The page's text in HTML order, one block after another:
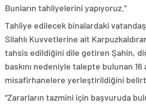
Bunların tahliyelerini yapıyoruz.”
Tahliye edilecek binalardaki
Silahlı Kuvvetlerine ait
tahsis edildiğini dile getiren Şahin,
baskını nedeniyle talepte bulunan 16
misafirhanelere yerleştirildiğini
“Zararların tazmini için başvuruda